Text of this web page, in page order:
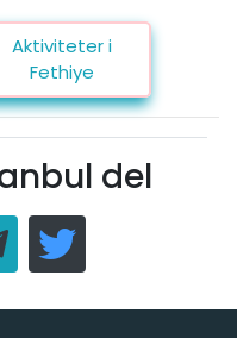
Aktiviteter i
Fethiye
del